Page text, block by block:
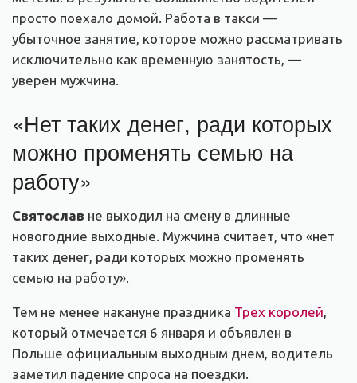
просто поехало домой. Работа в такси —
убыточное занятие, которое можно рассматривать
исключительно как временную занятость, —
уверен мужчина.
«Нет таких денег, ради которых
можно променять семью на
работу»
Святослав не выходил на смену в длинные
новогодние выходные. Мужчина считает, что «нет
таких денег, ради которых можно променять
семью на работу».
Тем не менее накануне праздника Трех королей,
который отмечается 6 января и объявлен в
Польше официальным выходным днем, водитель
заметил падение спроса на поездки.